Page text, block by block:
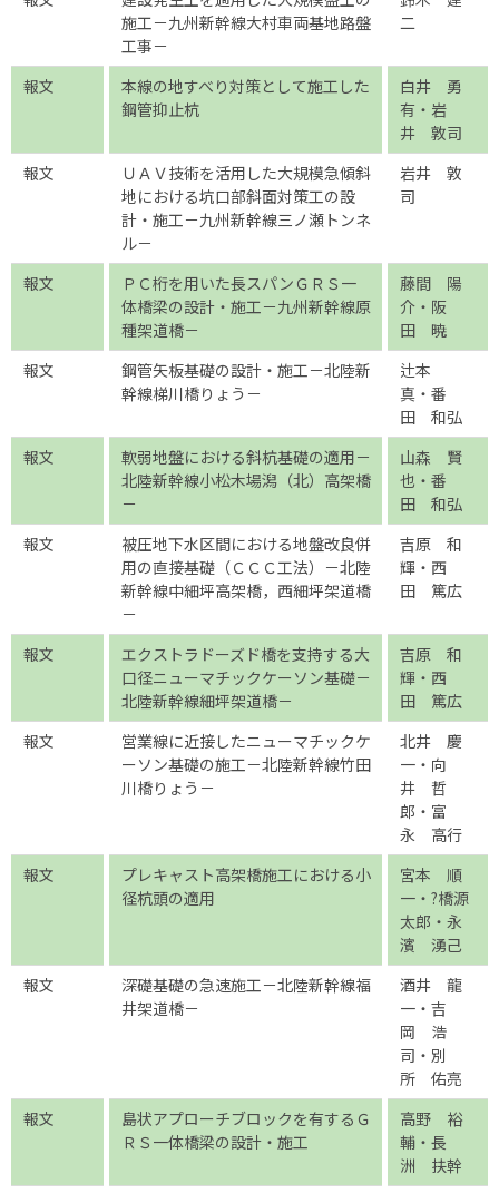
施工－九州新幹線大村車両基地路盤
工事－
二
報文
本線の地すべり対策として施工した
鋼管抑止杭
白井 勇
有・岩
井 敦司
報文
ＵＡＶ技術を活用した大規模急傾斜
地における坑口部斜面対策工の設
計・施工－九州新幹線三ノ瀬トンネ
ル－
岩井 敦
司
報文
ＰＣ桁を用いた長スパンＧＲＳ一
体橋梁の設計・施工－九州新幹線原
種架道橋－
藤間 陽
介・阪
田 暁
報文
鋼管矢板基礎の設計・施工－北陸新
幹線梯川橋りょう－
辻本
真・番
田 和弘
報文
軟弱地盤における斜杭基礎の適用－
北陸新幹線小松木場潟（北）高架橋
－
山森 賢
也・番
田 和弘
報文
被圧地下水区間における地盤改良併
用の直接基礎（ＣＣＣ工法）－北陸
新幹線中細坪高架橋，西細坪架道橋
－
吉原 和
輝・西
田 篤広
報文
エクストラドーズド橋を支持する大
口径ニューマチックケーソン基礎－
北陸新幹線細坪架道橋－
吉原 和
輝・西
田 篤広
報文
営業線に近接したニューマチックケ
ーソン基礎の施工－北陸新幹線竹田
川橋りょう－
北井 慶
一・向
井 哲
郎・富
永 高行
報文
プレキャスト高架橋施工における小
径杭頭の適用
宮本 順
一・?橋源
太郎・永
濱 湧己
報文
深礎基礎の急速施工－北陸新幹線福
井架道橋－
酒井 龍
一・吉
岡 浩
司・別
所 佑亮
報文
島状アプローチブロックを有するＧ
ＲＳ一体橋梁の設計・施工
高野 裕
輔・長
洲 扶幹